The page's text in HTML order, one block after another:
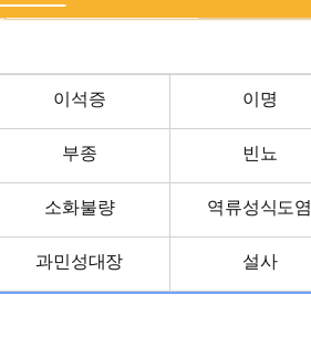
기상나팔 키즈
조은청
기상나팔 흑염소진액
이석증 이명
부종 빈뇨
소화불량 역류성식도염
과민성대장 설사